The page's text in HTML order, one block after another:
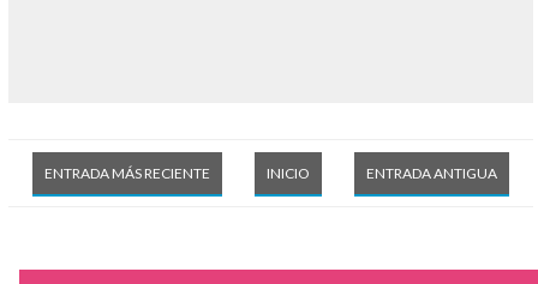
ENTRADA MÁS RECIENTE ENTRADA ANTIGUA
INICIO